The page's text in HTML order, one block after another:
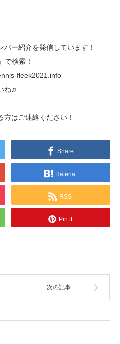
ー紹介を発信しています！
検索！
fleek2021.info
ね♫
はご連絡ください！
Share
Hatena
RSS
Pin it
次の記事